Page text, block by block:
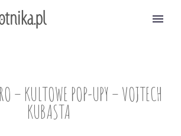
– KULTOWE POP-UPY – VOJTECH
KUBASTA